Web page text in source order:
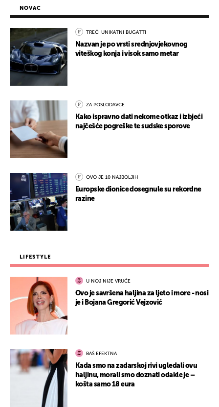
NOVAC
TREĆI UNIKATNI BUGATTI
Nazvan je po vrsti srednjovjekovnog
viteškog konja i visok samo metar
ZA POSLODAVCE
Kako ispravno dati nekome otkaz i izbjeći
najčešće pogreške te sudske sporove
OVO JE 10 NAJBOLJIH
Europske dionice dosegnule su rekordne
razine
LIFESTYLE
U NOJ NIJE VRUĆE
Ovo je savršena haljina za ljeto i more - nosi
je i Bojana Gregorić Vejzović
BAŠ EFEKTNA
Kada smo na zadarskoj rivi ugledali ovu
haljinu, morali smo doznati odakle je –
košta samo 18 eura